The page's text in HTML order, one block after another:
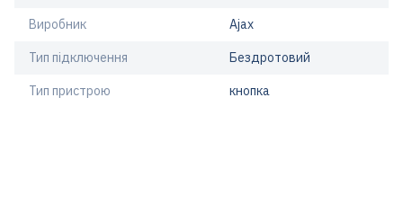
Виробник Ajax
Тип підключення Бездротовий
Тип пристрою кнопка